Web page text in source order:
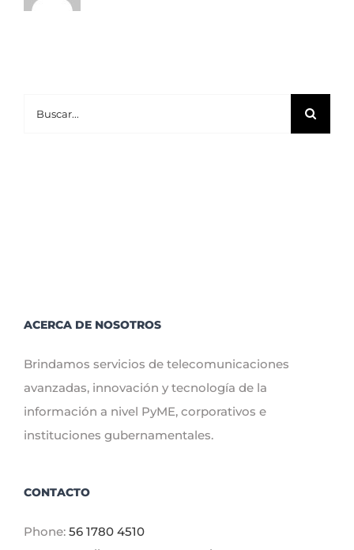
ACERCA DE NOSOTROS
Brindamos servicios de telecomunicaciones
avanzadas, innovación y tecnología de la
información a nivel PyME, corporativos e
instituciones gubernamentales.
CONTACTO
Phone: 56 1780 4510